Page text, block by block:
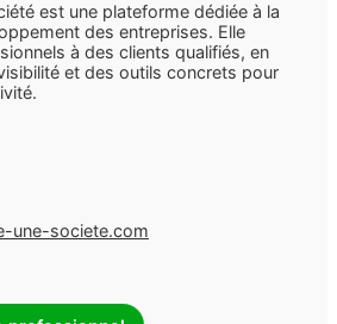
est une plateforme dédiée à la
des entreprises. Elle
à des clients qualifiés, en
et des outils concrets pour
une-societe.com